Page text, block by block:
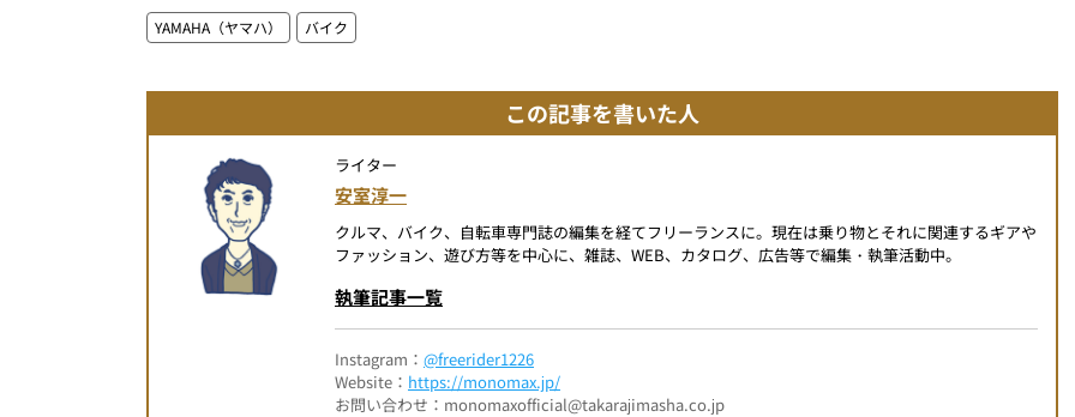
YAMAHA（ヤマハ） バイク
この記事を書いた人
ライター
安室淳一
クルマ、バイク、自転車専門誌の編集を経てフリーランスに。現在は乗り物とそれに関連するギアや
ファッション、遊び方等を中心に、雑誌、WEB、カタログ、広告等で編集・執筆活動中。
執筆記事一覧
Instagram： @freerider1226
Website： https://monomax.jp/
お問い合わせ：monomaxofficial@takarajimasha.co.jp